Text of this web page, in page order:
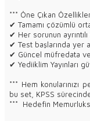
*** Öne Çıkan
✔ Tamamı çözümlü
✔ Her sorunun
✔ Test başlarında yer
✔ Güncel müfredata
✔ Yediiklim Yayınları
*** Hem konularınızı
bu set, KPSS
*** Hedefin